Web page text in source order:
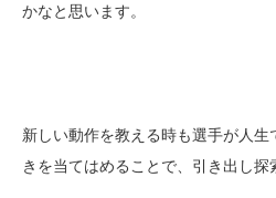
かなと思います。
新しい動作を教える時も選手が人
きを当てはめることで、引き出し探